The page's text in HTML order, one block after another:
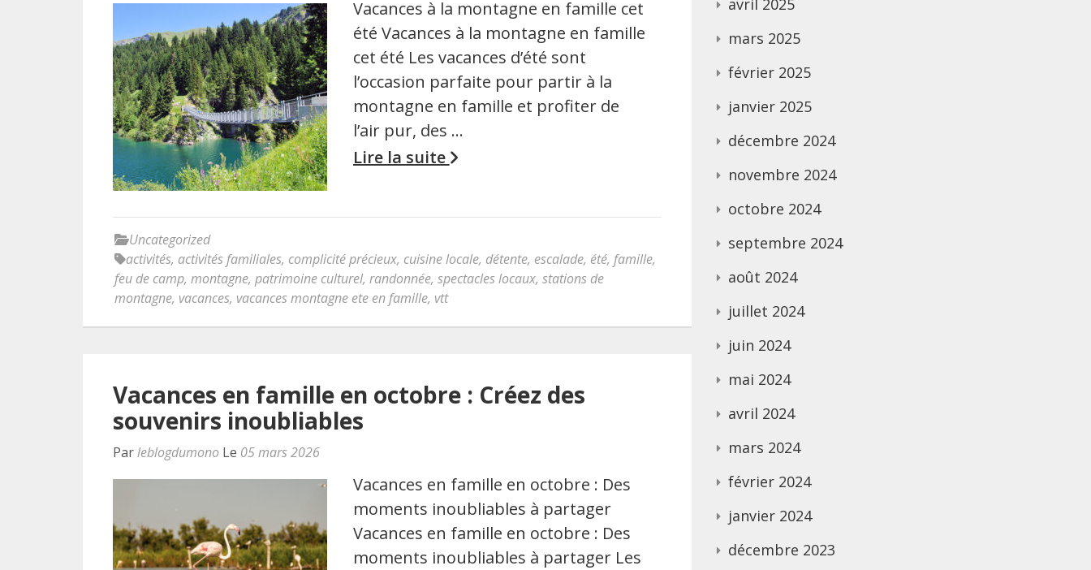
Vacances à la montagne en famille cet
été Vacances à la montagne en famille
cet été Les vacances d’été sont
l’occasion parfaite pour partir à la
montagne en famille et profiter de
l’air pur, des …
Lire la suite
Uncategorized
activités, activités familiales, complicité précieux, cuisine locale, détente, escalade, été, famille,
feu de camp, montagne, patrimoine culturel, randonnée, spectacles locaux, stations de
montagne, vacances, vacances montagne ete en famille, vtt
Vacances en famille en octobre : Créez des
souvenirs inoubliables
Parleblogdumono Le 05 mars 2026
Vacances en famille en octobre : Des
moments inoubliables à partager
Vacances en famille en octobre : Des
moments inoubliables à partager Les
mars 2025
février 2025
janvier 2025
décembre 2024
novembre 2024
octobre 2024
septembre 2024
août 2024
juillet 2024
juin 2024
mai 2024
avril 2024
mars 2024
février 2024
janvier 2024
décembre 2023